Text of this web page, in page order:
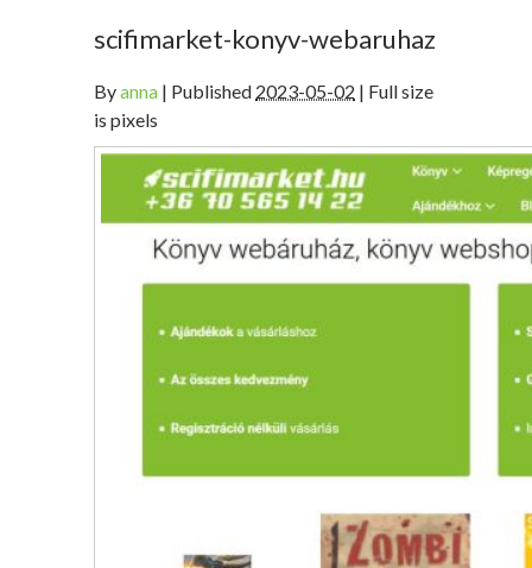
scifimarket-konyv-webaruhaz
Byanna | Published 2023-05-02 | Full size
is pixels